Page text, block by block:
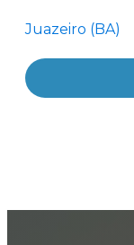
Juazeiro (BA)